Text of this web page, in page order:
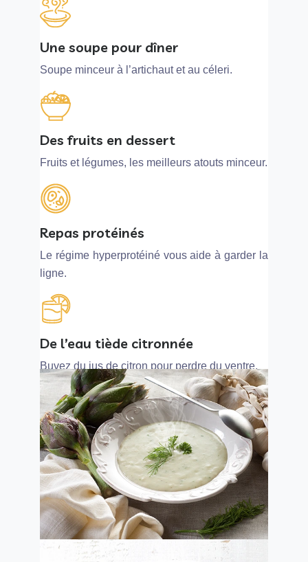
Une soupe pour dîner
Soupe minceur à l’artichaut et au céleri.
Des fruits en dessert
Fruits et légumes, les meilleurs atouts minceur.
Repas protéinés
Le régime hyperprotéiné vous aide à garder la
ligne.
De l’eau tiède citronnée
Buvez du jus de citron pour perdre du ventre.